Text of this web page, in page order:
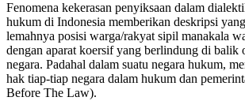
Fenomena kekerasan penyiksaan dalam
hukum di Indonesia memberikan deskripsi
lemahnya posisi warga/rakyat sipil manakala
dengan aparat koersif yang berlindung di balik
negara. Padahal dalam suatu negara hukum,
hak tiap-tiap negara dalam hukum dan
Before The Law).